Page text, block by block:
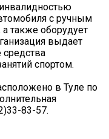
с ручным
также оборудует
выдает
спортом.
в Туле по
83-57.